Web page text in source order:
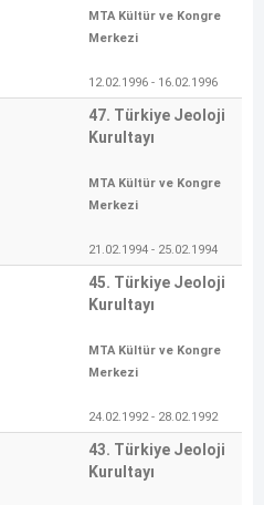
MTA Kültür ve Kongre
Merkezi
12.02.1996 - 16.02.1996
47. Türkiye Jeoloji
Kurultayı
MTA Kültür ve Kongre
Merkezi
21.02.1994 - 25.02.1994
45. Türkiye Jeoloji
Kurultayı
MTA Kültür ve Kongre
Merkezi
24.02.1992 - 28.02.1992
43. Türkiye Jeoloji
Kurultayı